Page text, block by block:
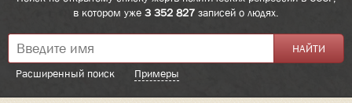
в котором уже 3 352 827 записей о людях.
Расширенный поиск Примеры